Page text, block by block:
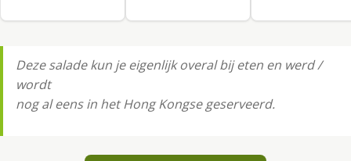
Deze salade kun je eigenlijk overal bij eten en werd /
wordt
nog al eens in het Hong Kongse geserveerd.